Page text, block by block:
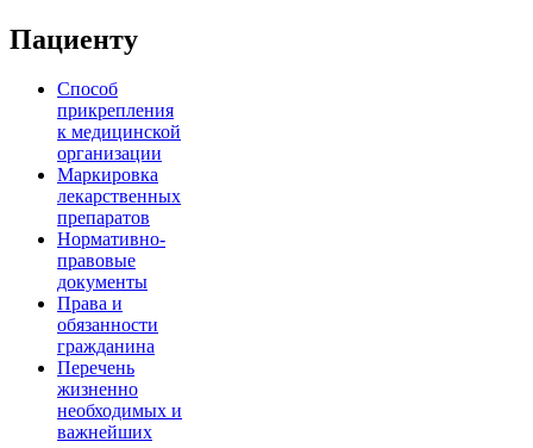
Пациенту
Способ
прикрепления
к медицинской
организации
Маркировка
лекарственных
препаратов
Нормативно-
правовые
документы
Права и
обязанности
гражданина
Перечень
жизненно
необходимых и
важнейших